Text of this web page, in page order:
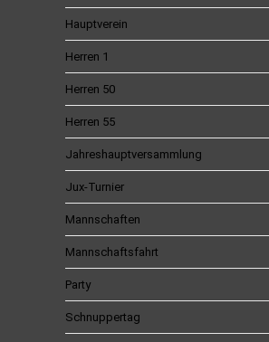
Hauptverein
Herren 1
Herren 50
Herren 55
Jahreshauptversammlung
Jux-Turnier
Mannschaften
Mannschaftsfahrt
Party
Schnuppertag